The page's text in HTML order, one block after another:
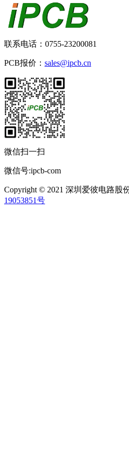
联系电话：0755-23200081
PCB报价： sales@ipcb.cn
微信扫一扫
微信号:ipcb-com
Copyright © 2021 深圳爱彼电路股
19053851号